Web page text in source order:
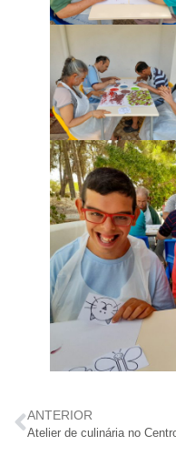
ANTERIOR